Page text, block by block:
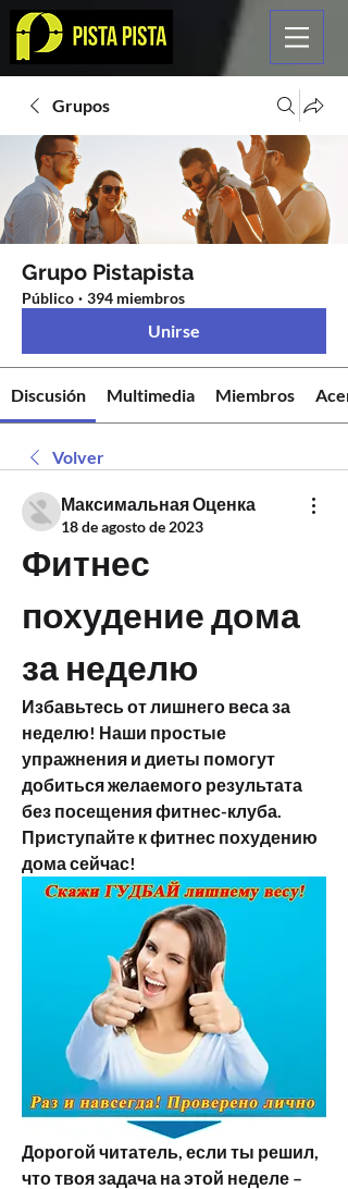
Grupos
Grupo Pistapista
Público · 394 miembros
Unirse
Discusión Multimedia Miembros
Volver
Максимальная Оценка
18 de agosto de 2023
Фитнес
похудение дома
за неделю
Избавьтесь от лишнего веса за
неделю! Наши простые
упражнения и диеты помогут
добиться желаемого результата
без посещения фитнес-клуба.
Приступайте к фитнес похудению
дома сейчас!
Дорогой читатель, если ты решил,
что твоя задача на этой неделе –